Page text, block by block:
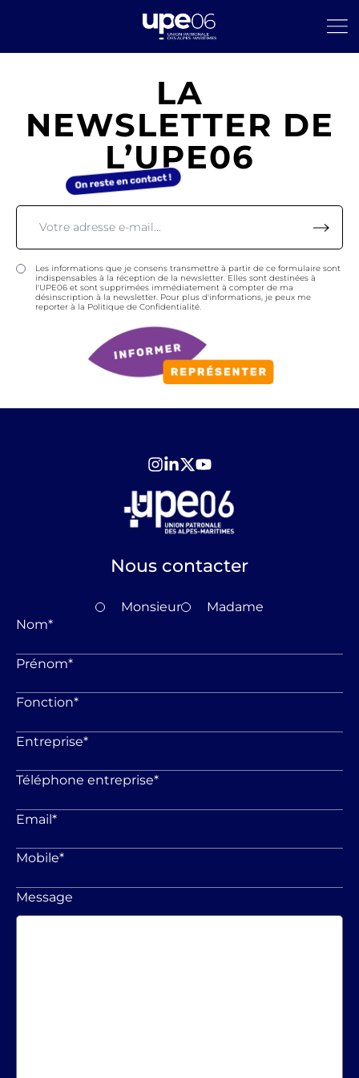
LA
NEWSLETTER DE
L’UPE06
Les informations que je consens transmettre à partir de ce formulaire sont
indispensables à la réception de la newsletter. Elles sont destinées à
l'UPE06 et sont supprimées immédiatement à compter de ma
désinscription à la newsletter. Pour plus d'informations, je peux me
reporter à la Politique de Confidentialité.
Nous contacter
Monsieur
Madame
Nom*
Prénom*
Fonction*
Entreprise*
Téléphone entreprise*
Email*
Mobile*
Message